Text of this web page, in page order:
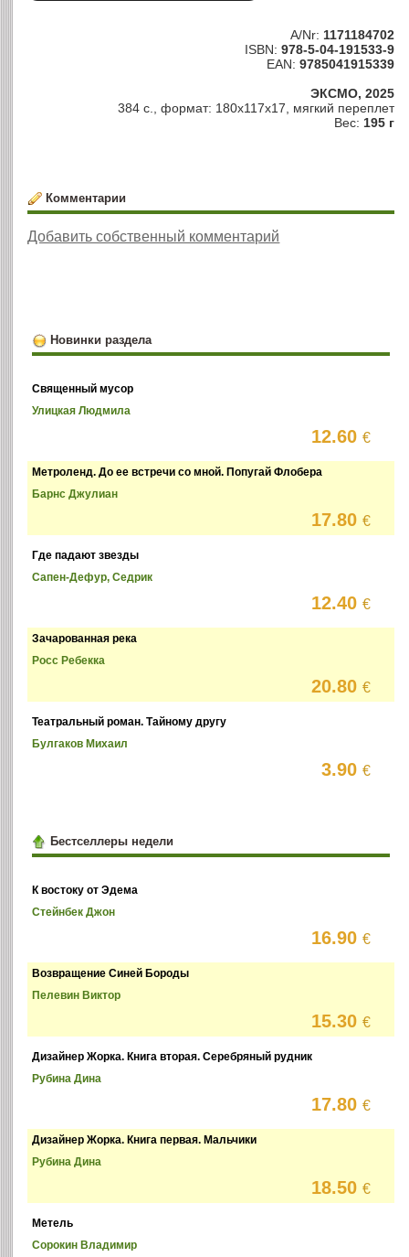
A/Nr: 1171184702
ISBN: 978-5-04-191533-9
EAN: 9785041915339
ЭКСМО, 2025
384 с., формат: 180х117х17, мягкий переплет
Вес: 195 г
Комментарии
Добавить собственный комментарий
Новинки раздела
Священный мусор
Улицкая Людмила
12.60€
Метроленд. До ее встречи со мной. Попугай Флобера
Барнс Джулиан
17.80€
Где падают звезды
Сапен-Дефур, Седрик
12.40€
Зачарованная река
Росс Ребекка
20.80€
Театральный роман. Тайному другу
Булгаков Михаил
3.90€
Бестселлеры недели
К востоку от Эдема
Стейнбек Джон
16.90€
Возвращение Синей Бороды
Пелевин Виктор
15.30€
Дизайнер Жорка. Книга вторая. Серебряный рудник
Рубина Дина
17.80€
Дизайнер Жорка. Книга первая. Мальчики
Рубина Дина
18.50€
Метель
Сорокин Владимир